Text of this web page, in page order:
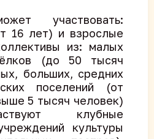
участвовать:
16 лет) и взрослые
из: малых
(до 50 тысяч
больших, средних
поселений (от
5 тысяч человек)
клубные
культуры